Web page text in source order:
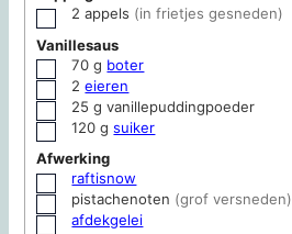
▢
2 appels (in frietjes gesneden)
Vanillesaus
▢
70 g boter
▢
2 eieren
▢
25 g vanillepuddingpoeder
▢
120 g suiker
Afwerking
▢
raftisnow
▢
pistachenoten (grof versneden)
▢
afdekgelei